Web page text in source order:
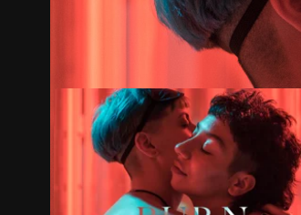
推荐影片 剧情介绍